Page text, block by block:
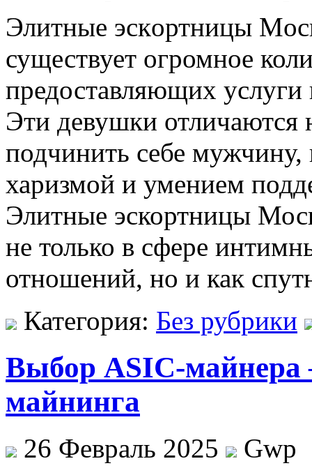
Элитныe эскoртницы
существует огромное
предоставляющих услуги
Эти девушки отличаются
подчинить себе
харизмой и умением
Элитные эскортницы
не только в сфере
отношений, но и как
Категория: Без рубрики
Выбор ASIC-
майнинга
26 Февраль 2025
Gwp